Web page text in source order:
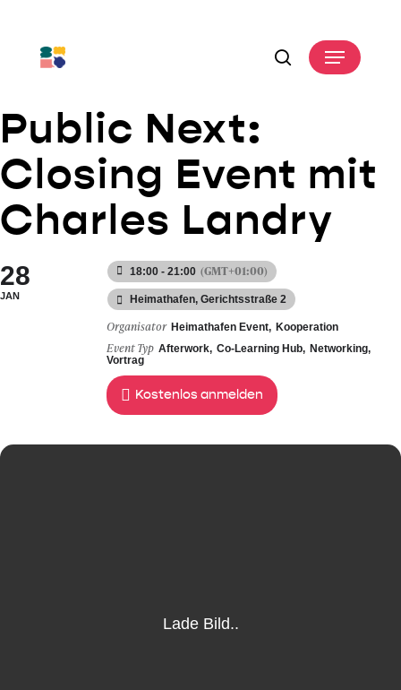
search
Menu
Public Next:
Closing Event mit
Charles Landry
28
JAN
18:00 - 21:00 (GMT+01:00)
Heimathafen, Gerichtsstraße 2
Organisator Heimathafen Event, Kooperation
Event Typ Afterwork, Co-Learning Hub, Networking,
Vortrag
Kostenlos anmelden